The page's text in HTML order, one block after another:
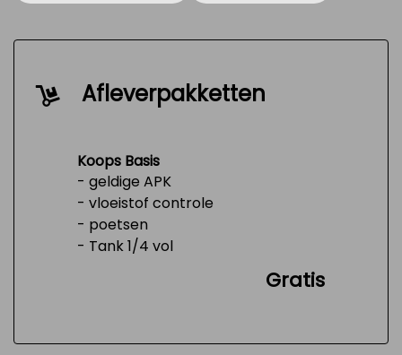
Afleverpakketten
Koops Basis
- geldige APK
- vloeistof controle
- poetsen
- Tank 1/4 vol
Gratis